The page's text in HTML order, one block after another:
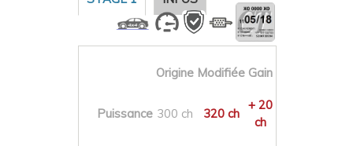
Origine Modifiée Gain
Puissance 300 ch 320 ch
+ 20
ch